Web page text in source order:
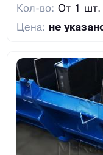
Кол-во: От 1 шт.
Цена: не